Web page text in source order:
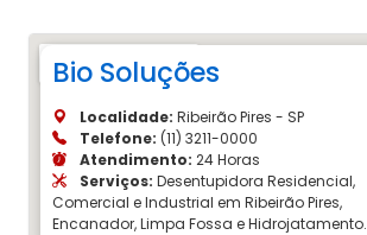
Bio Soluções
Localidade: Ribeirão Pires - SP
Telefone: (11) 3211-0000
Atendimento: 24 Horas
Serviços: Desentupidora Residencial,
Comercial e Industrial em Ribeirão Pires,
Encanador, Limpa Fossa e Hidrojatamento.